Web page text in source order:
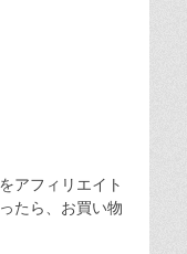
アフィリエイト
たら、お買い物